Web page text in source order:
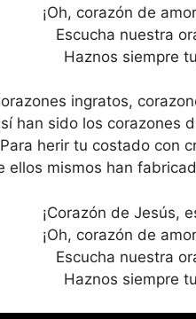
¡Oh, corazón de
Escucha nuestra
Haznos siempre
ingratos,
han sido los corazones
Para herir tu costado con
ellos mismos han
¡Corazón de Jesús,
¡Oh, corazón de
Escucha nuestra
Haznos siempre